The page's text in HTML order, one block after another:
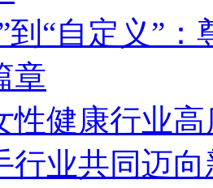
到“自定义”
章
性健康行业
行业共同迈